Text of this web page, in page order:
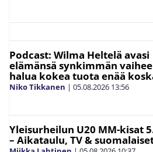
Podcast: Wilma Heltelä avasi
elämänsä synkimmän
halua kokea tuota enää
Niko Tikkanen | 05.08.2026 13:56
Yleisurheilun U20 MM-kisat
– Aikataulu, TV &